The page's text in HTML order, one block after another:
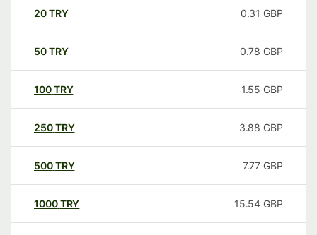
20TRY 0.31 GBP
50TRY 0.78 GBP
100TRY 1.55 GBP
250TRY 3.88 GBP
500TRY 7.77 GBP
1000TRY 15.54 GBP